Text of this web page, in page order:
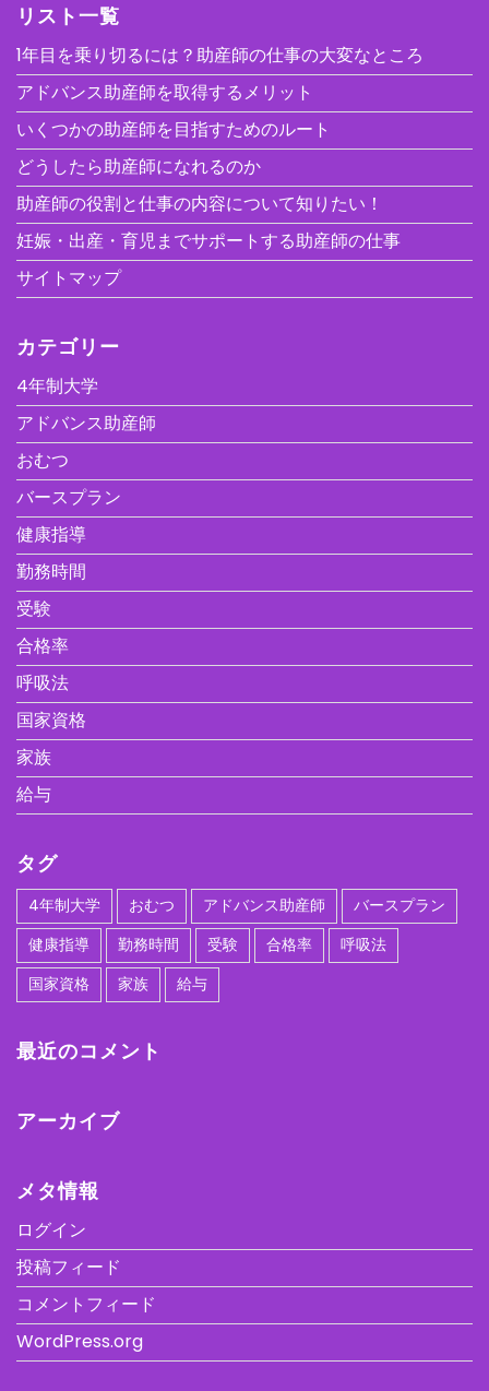
リスト一覧
1年目を乗り切るには？助産師の仕事の大変なところ
アドバンス助産師を取得するメリット
いくつかの助産師を目指すためのルート
どうしたら助産師になれるのか
助産師の役割と仕事の内容について知りたい！
妊娠・出産・育児までサポートする助産師の仕事
サイトマップ
カテゴリー
4年制大学
アドバンス助産師
おむつ
バースプラン
健康指導
勤務時間
受験
合格率
呼吸法
国家資格
家族
給与
タグ
4年制大学 おむつ アドバンス助産師
バースプラン
健康指導
勤務時間 受験 合格率
呼吸法
国家資格
家族 給与
最近のコメント
アーカイブ
メタ情報
ログイン
投稿フィード
コメントフィード
WordPress.org